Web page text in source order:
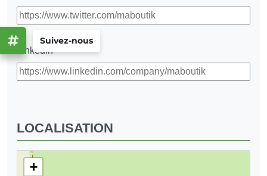
Suivez-nous
Linkedin
LOCALISATION
+